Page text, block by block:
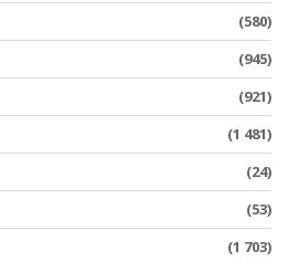
(580)
(945)
(921)
(1 481)
(24)
(53)
(1 703)